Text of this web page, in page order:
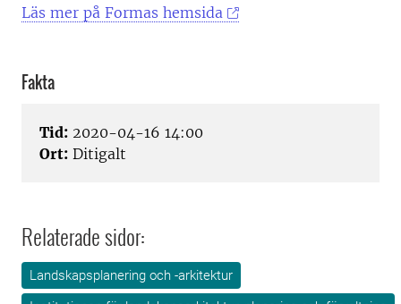
Läs mer på Formas hemsida
Fakta
Tid: 2020-04-16 14:00
Ort: Ditigalt
Relaterade sidor:
Landskapsplanering och -arkitektur